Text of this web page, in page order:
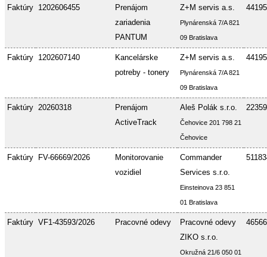
Faktúry 1202606455
Prenájom
zariadenia
PANTUM
Z+M servis a.s.
Plynárenská 7/A 821
09 Bratislava
Faktúry 1202607140
Kancelárske
potreby - tonery
Z+M servis a.s.
Plynárenská 7/A 821
09 Bratislava
Faktúry 20260318
Prenájom
ActiveTrack
Aleš Polák s.r.o.
Čehovice 201 798 21
Čehovice
Faktúry FV-66669/2026
Monitorovanie
vozidiel
Commander
Services s.r.o.
Einsteinova 23 851
01 Bratislava
Faktúry VF1-43593/2026 Pracovné odevy
Pracovné odevy
ZIKO s.r.o.
Okružná 21/6 050 01